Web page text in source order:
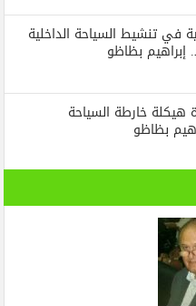
في تنشيط السياحة الداخلية
إبراهيم بظاظو
هيكلة خارطة السياحة
بظاظو